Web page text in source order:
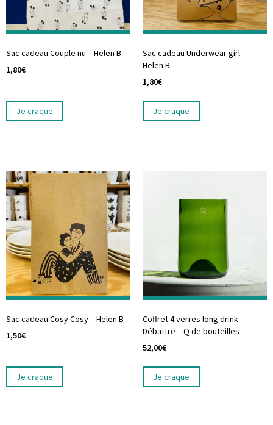
Sac cadeau Couple nu – Helen B
1,80€
Je craque
Sac cadeau Underwear girl –
Helen B
1,80€
Je craque
Sac cadeau Cosy Cosy – Helen B
1,50€
Je craque
Coffret 4 verres long drink
Débattre – Q de bouteilles
52,00€
Je craque